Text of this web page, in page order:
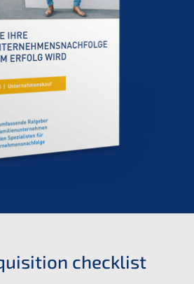
check­list